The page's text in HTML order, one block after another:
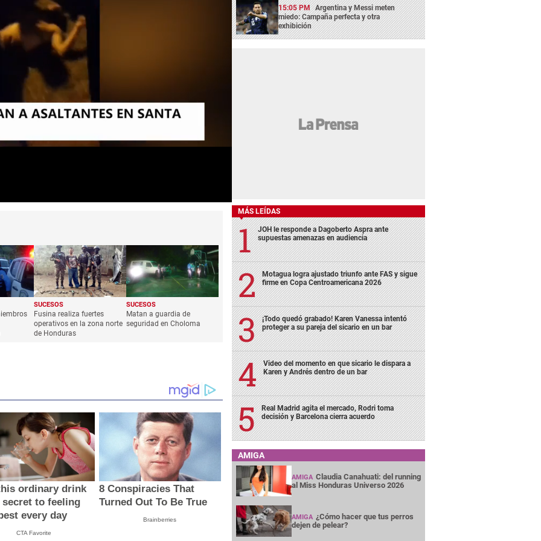
SUCESOS
Fusina realiza fuertes
operativos en la zona norte
de Honduras
SUCESOS
Matan a guardia de
seguridad en Choloma
ordinary drink
secret to feeling
every day
CTA Favorite
8 Conspiracies That
Turned Out To Be True
Brainberries
15:05 PM Argentina y Messi meten
miedo: Campaña perfecta y otra
exhibición
MÁS LEÍDAS
JOH le responde a Dagoberto Aspra ante
supuestas amenazas en audiencia
Motagua logra ajustado triunfo ante FAS y sigue
firme en Copa Centroamericana 2026
¡Todo quedó grabado! Karen Vanessa intentó
proteger a su pareja del sicario en un bar
Video del momento en que sicario le dispara a
Karen y Andrés dentro de un bar
Real Madrid agita el mercado, Rodri toma
decisión y Barcelona cierra acuerdo
AMIGA
AMIGA Claudia Canahuati: del running
al Miss Honduras Universo 2026
AMIGA ¿Cómo hacer que tus perros
dejen de pelear?